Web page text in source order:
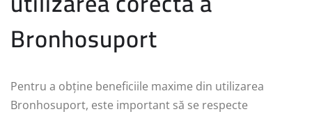
Bronhosuport
Pentru a obține beneficiile maxime din utilizarea
Bronhosuport, este important să se respecte